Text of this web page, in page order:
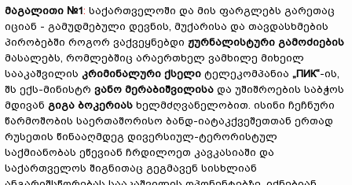
მაგალითი №1: საქართველოში და მის ფარგლებს გარეთაც
იციან - გამუდმებული დევნის, მუქარისა და თავდასხმების
პირობებში როგორ ვაქვეყნებდი ჟურნალისტური გამოძიების
მასალებს, რომლებშიც არაერთხელ ვამხილე მიხეილ
სააკაშვილის კრიმინალური ქსელი ტელეკომპანია „ПИК“-ის,
შს ექს-მინისტრ ვანო მერაბიშვილისა და უშიშროების საბჭოს
მდივან გიგა ბოკერიას ხელმძღვანელობით. ისინი ჩეჩნური
წარმოშობის საერთაშორისო ბანდ-იატაკქვეშეთთან ერთად
რუსეთის წინააღმდეგ დივერსიულ-ტერორისტულ
საქმიანობას ეწევიან ჩრდილოეთ კავკასიაში და
საქართველოს შიგნითაც გეგმავენ სისხლიან